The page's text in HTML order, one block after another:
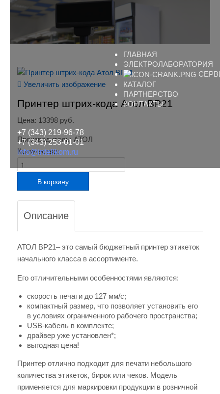
ГЛАВНАЯ
ЭЛЕКТРОЛАБОРАТОРИЯ
КАТАЛОГ
ПАРТНЕРСТВО
КОНТАКТЫ
+7 (343) 219-96-78
+7 (343) 253-01-01
info@intellkom.ru
Увеличить изображение
Принтер штрих-кода Атол ВР21
Цена: 13398 руб.
Производитель: АТОЛ
Количество:
Описание
АТОЛ BP21– это самый бюджетный принтер этикеток
начального класса в ассортименте.
Его отличительными особенностями являются:
скорость печати до 127 мм/с;
компактный размер, что позволяет установить его
в условиях ограниченного рабочего пространства;
USB-кабель в комплекте;
драйвер уже установлен*;
выгодная цена!
Принтер отлично подходит для печати небольшого
количества этикеток, бирок или чеков. Модель
применяется для маркировки продукции в розничной